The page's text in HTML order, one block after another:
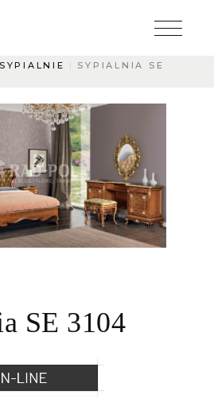
SYPIALNIE
SYPIALNIA SE
SE 3104